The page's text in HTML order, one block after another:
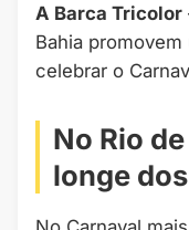
A Barca Tricolor
Bahia
celebrar o
No Rio
longe